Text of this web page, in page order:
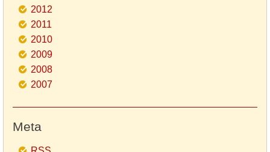
2012
2011
2010
2009
2008
2007
Meta